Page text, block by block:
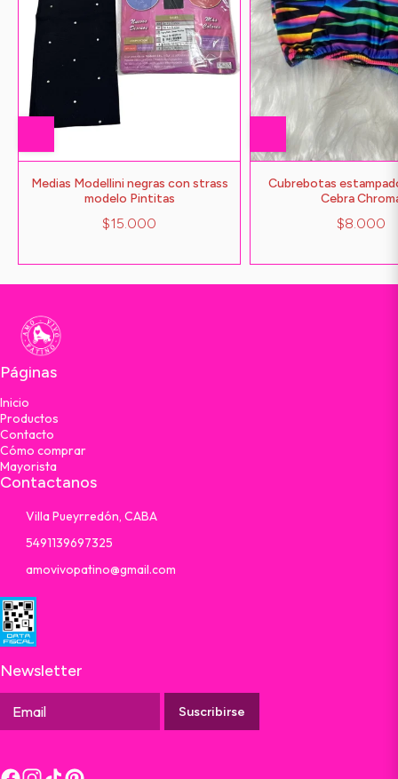
Medias Modellini negras con strass
modelo Pintitas
$15.000
Cubrebotas
Cebra
$8.000
Páginas
Inicio
Productos
Contacto
Cómo comprar
Mayorista
Contactanos
Villa Pueyrredón, CABA
5491139697325
amovivopatino@gmail.com
Newsletter
Suscribirse